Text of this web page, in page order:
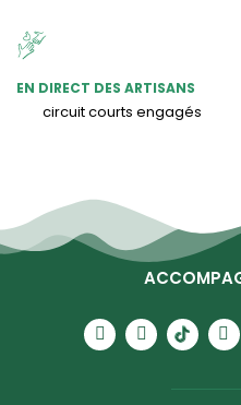
EN DIRECT DES ARTISANS
circuit courts engagés